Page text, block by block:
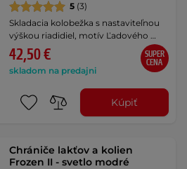
5 (3)
Skladacia kolobežka s nastaviteľnou
výškou riadidiel, motív Ľadového …
42,50 €
skladom na predajni
SUPER
CENA
Kúpiť
Chrániče lakťov a kolien
Frozen II - svetlo modré